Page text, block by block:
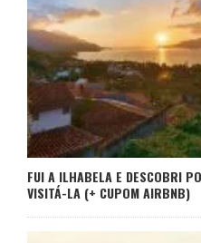
FUI A ILHABELA E DESCOBRI
VISITÁ-LA (+ CUPOM AIRBNB)